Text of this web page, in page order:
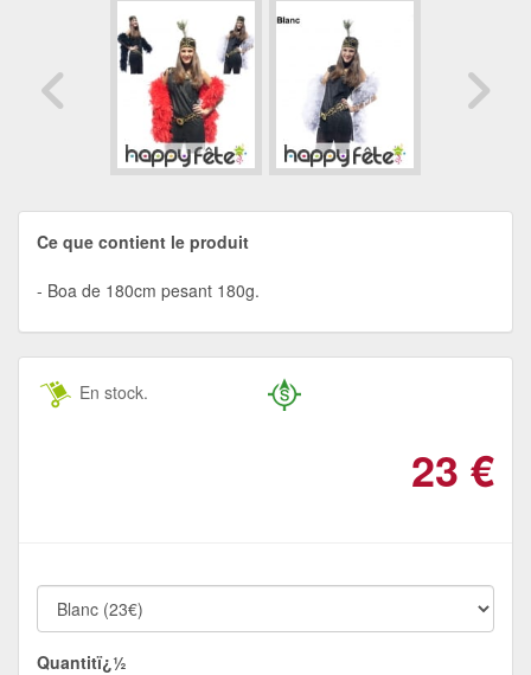
Ce que contient le produit
Boa de 180cm pesant 180g.
En stock.
23 €
Quantitï¿½